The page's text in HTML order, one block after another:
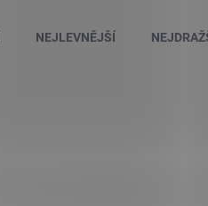
NEJLEVNĚJŠÍ